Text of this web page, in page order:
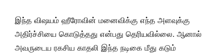
இந்த விஷயம் ஹீரோவின் மனைவிக்கு எந்த அளவுக்கு
அதிர்ச்சியை கொடுத்தது என்பது தெரியவில்லை. ஆனால்
அவருடைய ரகசிய காதலி இந்த நடிகை மீது கடும்